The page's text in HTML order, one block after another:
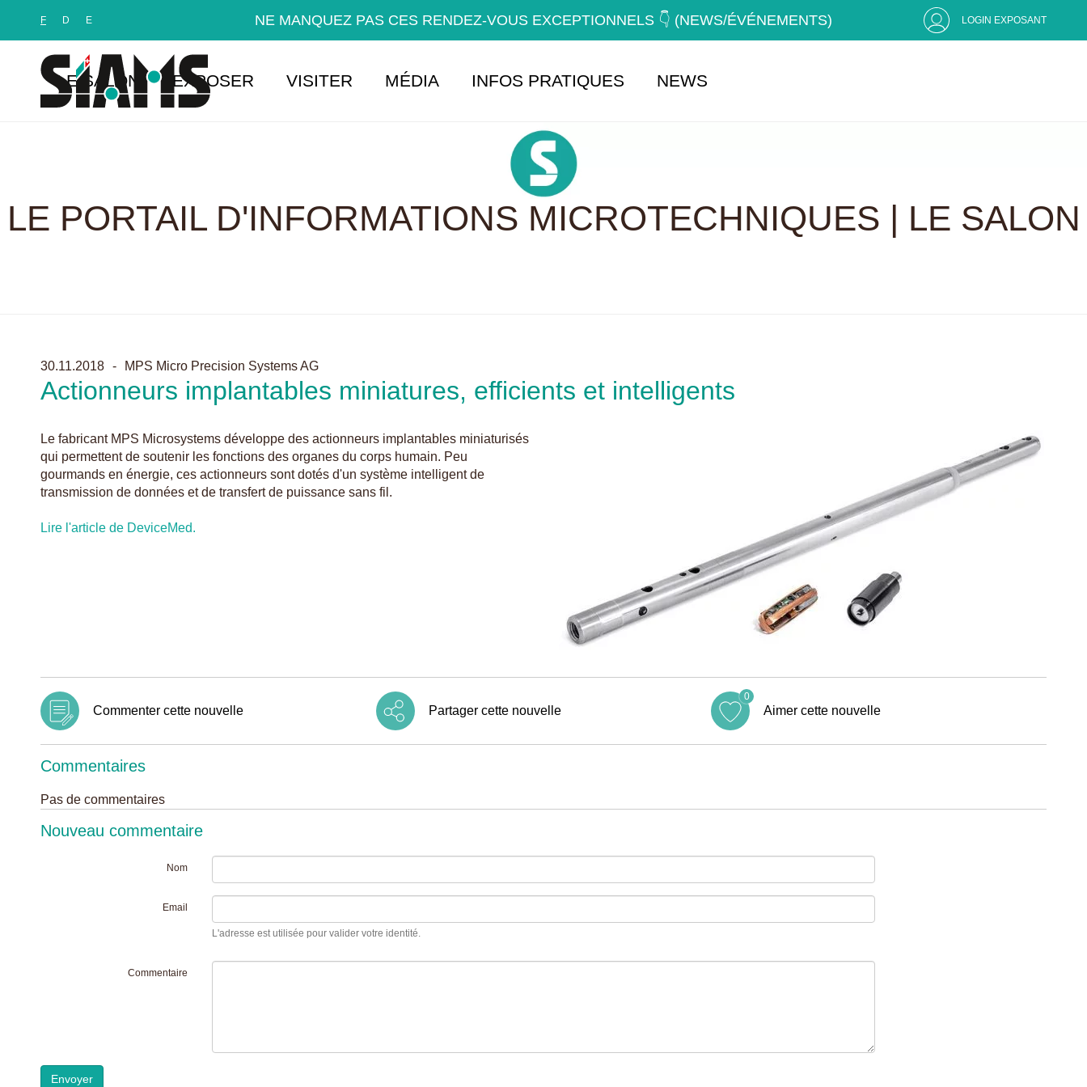
F D E NE MANQUEZ PAS CES RENDEZ-VOUS EXCEPTIONNELS 👇 (NEWS/ÉVÉNEMENTS) LOGIN EXPOSANT
LE SALON EXPOSER VISITER MÉDIA INFOS PRATIQUES NEWS
LE PORTAIL D'INFORMATIONS MICROTECHNIQUES | LE SALON
30.11.2018 MPS Micro Precision Systems AG
Actionneurs implantables miniatures, efficients et intelligents
Le fabricant MPS Microsystems développe des actionneurs implantables miniaturisés
qui permettent de soutenir les fonctions des organes du corps humain. Peu
gourmands en énergie, ces actionneurs sont dotés d'un système intelligent de
transmission de données et de transfert de puissance sans fil.
Lire l'article de DeviceMed.
Commenter cette nouvelle Partager cette nouvelle Aimer cette nouvelle
0
Commentaires
Pas de commentaires
Nouveau commentaire
Nom
Email
L'adresse est utilisée pour valider votre identité.
Commentaire
Envoyer